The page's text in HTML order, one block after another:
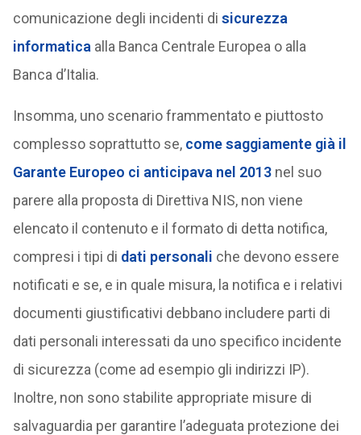
comunicazione degli incidenti di sicurezza
informatica alla Banca Centrale Europea o alla
Banca d’Italia.
Insomma, uno scenario frammentato e piuttosto
complesso soprattutto se, come saggiamente già il
Garante Europeo ci anticipava nel 2013nel suo
parere alla proposta di Direttiva NIS, non viene
elencato il contenuto e il formato di detta notifica,
compresi i tipi di dati personali che devono essere
notificati e se, e in quale misura, la notifica e i relativi
documenti giustificativi debbano includere parti di
dati personali interessati da uno specifico incidente
di sicurezza (come ad esempio gli indirizzi IP).
Inoltre, non sono stabilite appropriate misure di
salvaguardia per garantire l’adeguata protezione dei